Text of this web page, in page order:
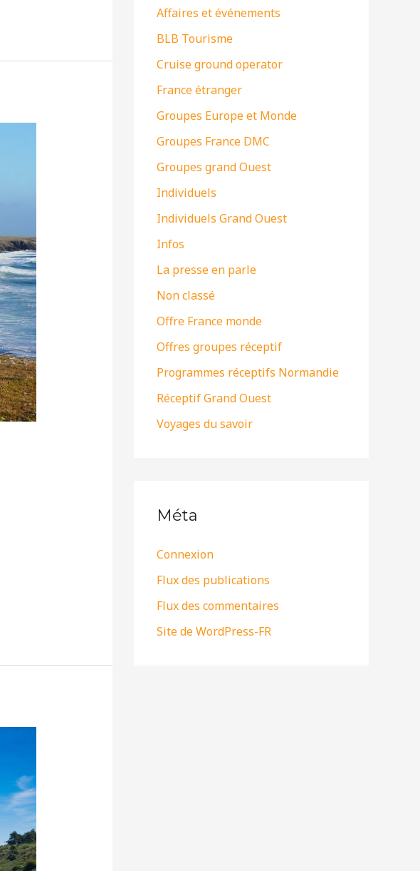
Affaires et événements
BLB Tourisme
Cruise ground operator
France étranger
Groupes Europe et Monde
Groupes France DMC
Groupes grand Ouest
Individuels
Individuels Grand Ouest
Infos
La presse en parle
Non classé
Offre France monde
Offres groupes réceptif
Programmes réceptifs Normandie
Réceptif Grand Ouest
Voyages du savoir
Méta
Connexion
Flux des publications
Flux des commentaires
Site de WordPress-FR